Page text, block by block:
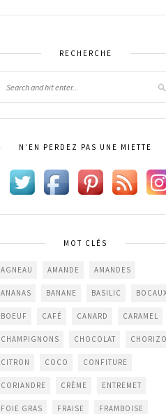
RECHERCHE
N’EN PERDEZ PAS UNE MIETTE
MOT CLÉS
AGNEAU AMANDE AMANDES
ANANAS BANANE BASILIC BOCAUX
BOEUF CAFÉ CANARD CARAMEL
CHAMPIGNONS CHOCOLAT CHORIZO
CITRON COCO CONFITURE
CORIANDRE CRÈME ENTREMET
FOIE GRAS FRAISE FRAMBOISE